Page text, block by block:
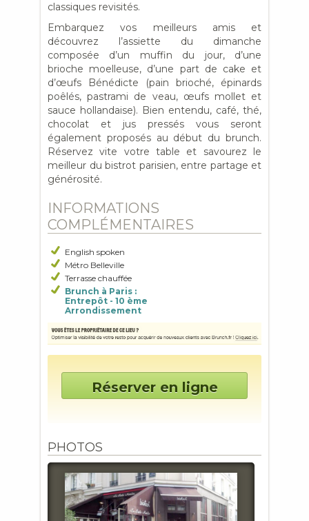
classiques revisités.
Embarquez vos meilleurs amis et
découvrez l’assiette du dimanche
composée d’un muffin du jour, d’une
brioche moelleuse, d’une part de cake et
d’œufs Bénédicte (pain brioché, épinards
poêlés, pastrami de veau, œufs mollet et
sauce hollandaise). Bien entendu, café, thé,
chocolat et jus pressés vous seront
également proposés au début du brunch.
Réservez vite votre table et savourez le
meilleur du bistrot parisien, entre partage et
générosité.
INFORMATIONS
COMPLÉMENTAIRES
English spoken
Métro Belleville
Terrasse chauffée
Brunch à Paris :
Entrepôt - 10 ème
Arrondissement
Réserver en ligne
PHOTOS